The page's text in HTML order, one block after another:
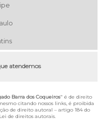
atendemos
Barra dos Coqueiros" é de direito
citando nossos links, é proibida
de direito autoral – artigo 184 do
de direitos autorais.